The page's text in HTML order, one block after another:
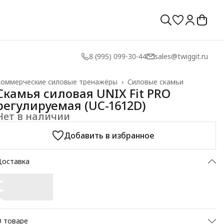
8 (995) 099-30-44 sales@twiggit.ru
Силовые скамьи
силовые тренажёры ›
силовая UNIX Fit PRO
(UC-1612D)
в наличии
Добавить в избранное
товаре